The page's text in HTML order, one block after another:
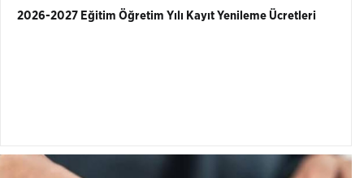
2026-2027 Eğitim Öğretim Yılı Kayıt Yenileme Ücretleri